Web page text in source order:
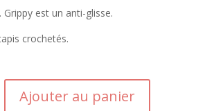
Grippy est un anti-glisse.
crochetés.
Ajouter au panier